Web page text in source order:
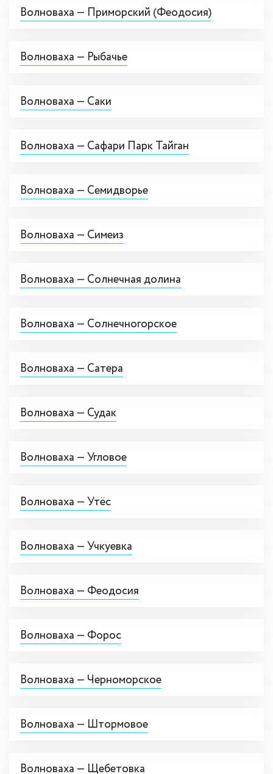
Волноваха — Приморский (Феодосия)
Волноваха — Рыбачье
Волноваха — Саки
Волноваха — Сафари Парк Тайган
Волноваха — Семидворье
Волноваха — Симеиз
Волноваха — Солнечная долина
Волноваха — Солнечногорское
Волноваха — Сатера
Волноваха — Судак
Волноваха — Угловое
Волноваха — Утёс
Волноваха — Учкуевка
Волноваха — Феодосия
Волноваха — Форос
Волноваха — Черноморское
Волноваха — Штормовое
Волноваха — Щебетовка